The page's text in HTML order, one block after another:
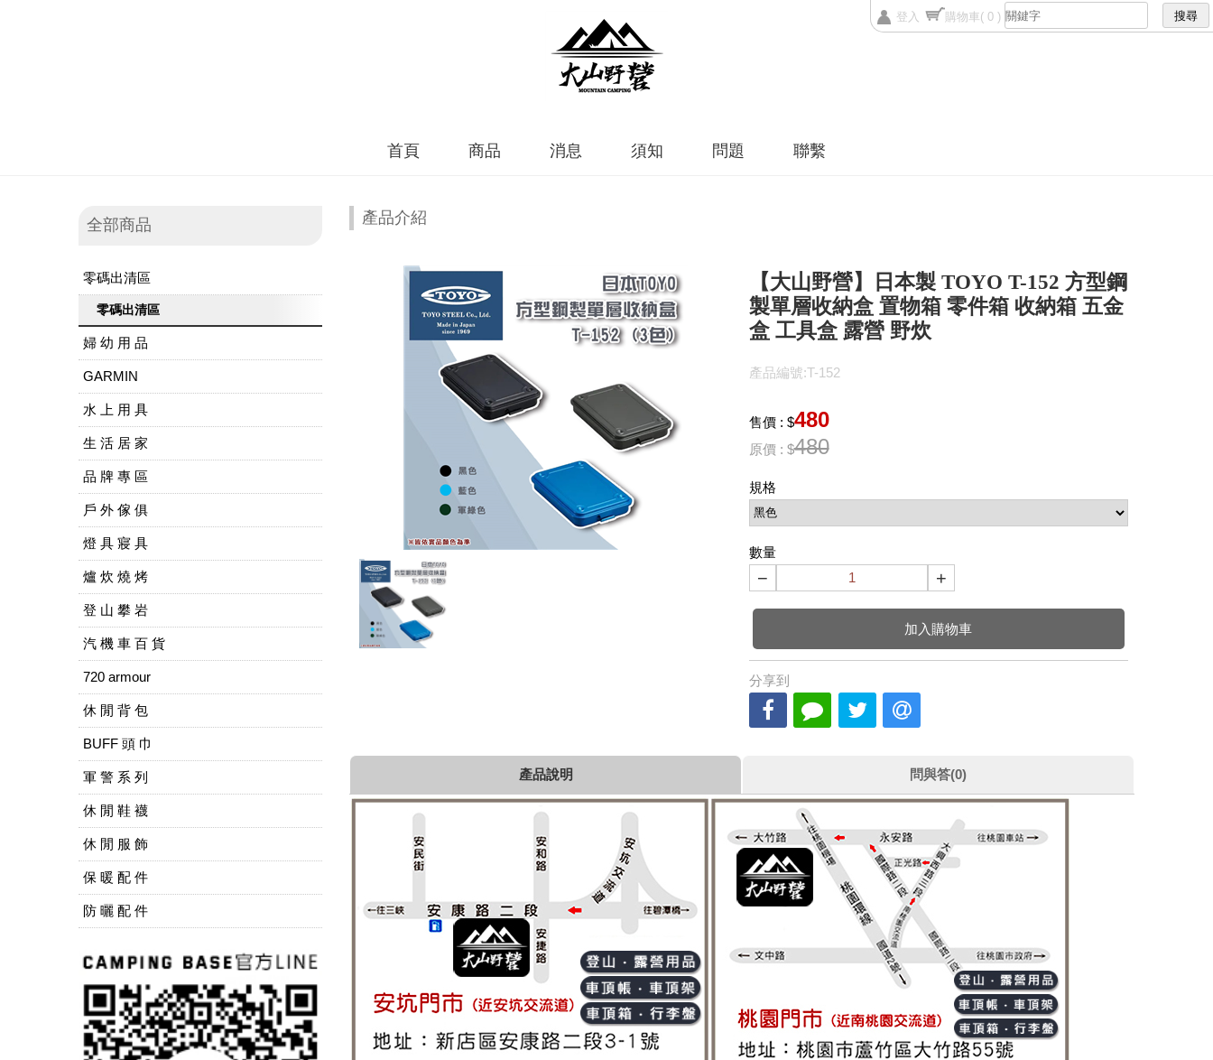
登入 購物車( 0 )
首頁 商品 消息 須知 問題 聯繫
全部商品
零碼出清區
零碼出清區
婦 幼 用 品
GARMIN
水 上 用 具
生 活 居 家
品 牌 專 區
戶 外 傢 俱
燈 具 寢 具
爐 炊 燒 烤
登 山 攀 岩
汽 機 車 百 貨
720 armour
休 閒 背 包
BUFF 頭 巾
軍 警 系 列
休 閒 鞋 襪
休 閒 服 飾
保 暖 配 件
防 曬 配 件
產品介紹
【大山野營】日本製 TOYO T-152 方型鋼
製單層收納盒 置物箱 零件箱 收納箱 五金
盒 工具盒 露營 野炊
產品編號:T-152
售價 : $480
原價 : $480
規格
數量
− +
加入購物車
分享到
產品說明 問與答(0)